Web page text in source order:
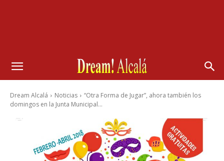
Dream Alcalá Noticias
“Otra Forma de Jugar”, ahora también los
domingos en la Junta Municipal...